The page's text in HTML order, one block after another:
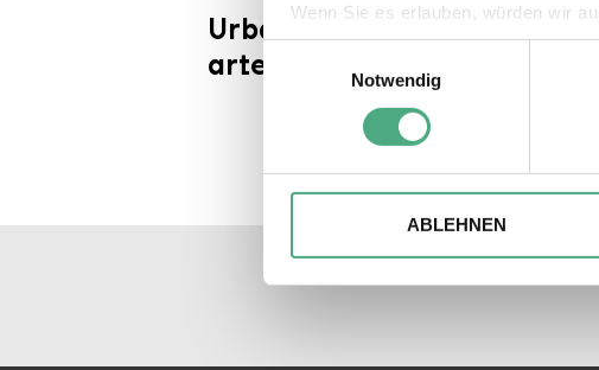
Wenn Sie es erlauben, würden wir
Informationen über Ihre
Ihr Gerät durch aktives
Erfahren Sie mehr darüber, wie
Einzelheitenfest.
Wir verwenden ggfs. Cookies, um
die Zugriffe auf unsere Website zu
Notwendig
ABLEHNEN
Urban Art Biennale 2022 |
arte twist